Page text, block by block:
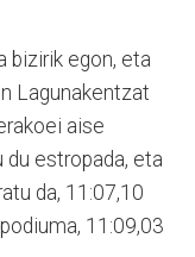
bizirik egon, eta
Lagunakentzat
aise
du estropada, eta
da, 11:07,10
11:09,03